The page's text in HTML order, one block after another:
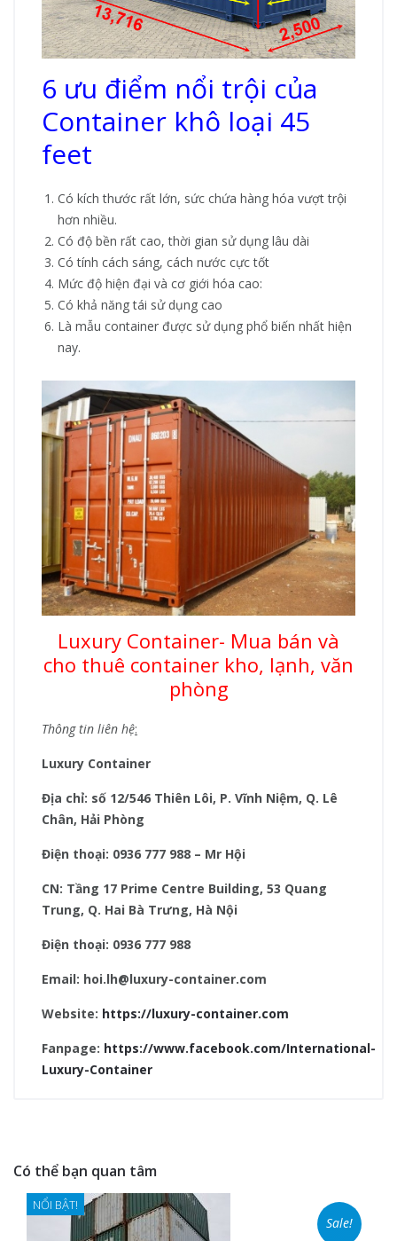
6 ưu điểm nổi trội của
Container khô loại 45
feet
Có kích thước rất lớn, sức chứa hàng hóa vượt trội
hơn nhiều.
Có độ bền rất cao, thời gian sử dụng lâu dài
Có tính cách sáng, cách nước cực tốt
Mức độ hiện đại và cơ giới hóa cao:
Có khả năng tái sử dụng cao
Là mẫu container được sử dụng phổ biến nhất hiện
nay.
Luxury Container- Mua bán và
cho thuê container kho, lạnh, văn
phòng
Thông tin liên hệ:
Luxury Container
Địa chỉ: số 12/546 Thiên Lôi, P. Vĩnh Niệm, Q. Lê
Chân, Hải Phòng
Điện thoại: 0936 777 988 – Mr Hội
CN: Tầng 17 Prime Centre Building, 53 Quang
Trung, Q. Hai Bà Trưng, Hà Nội
Điện thoại: 0936 777 988
Email: hoi.lh@luxury-container.com
Website: https://luxury-container.com
Fanpage: https://www.facebook.com/International-
Luxury-Container
Có thể bạn quan tâm
Sale!
NỔI BẬT!